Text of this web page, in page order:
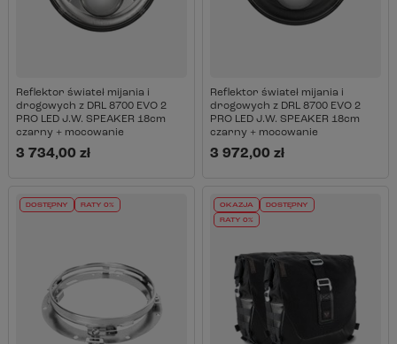
Reflektor świateł mijania i
drogowych z DRL 8700 EVO 2
PRO LED J.W. SPEAKER 18cm
czarny + mocowanie
3 734,00 zł
Reflektor świateł mijania i
drogowych z DRL 8700 EVO 2
PRO LED J.W. SPEAKER 18cm
czarny + mocowanie
3 972,00 zł
DOSTĘPNY RATY 0% OKAZJA DOSTĘPNY
RATY 0%